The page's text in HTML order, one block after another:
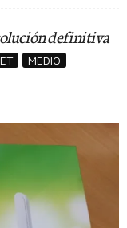
definitiva
MEDIO